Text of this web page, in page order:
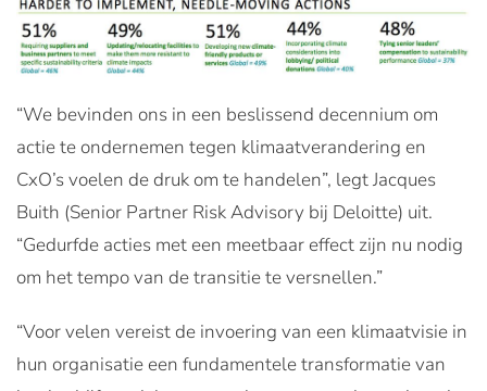
“We bevinden ons in een beslissend decennium om
actie te ondernemen tegen klimaatverandering en
CxO’s voelen de druk om te handelen”, legt Jacques
Buith (Senior Partner Risk Advisory bij Deloitte) uit.
“Gedurfde acties met een meetbaar effect zijn nu nodig
om het tempo van de transitie te versnellen.”
“Voor velen vereist de invoering van een klimaatvisie in
hun organisatie een fundamentele transformatie van